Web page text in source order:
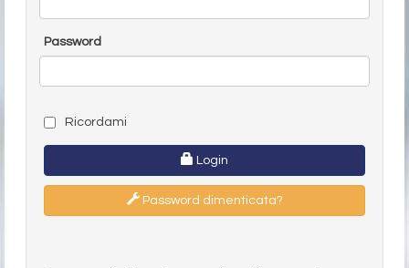
Password
Ricordami
Login
Password dimenticata?